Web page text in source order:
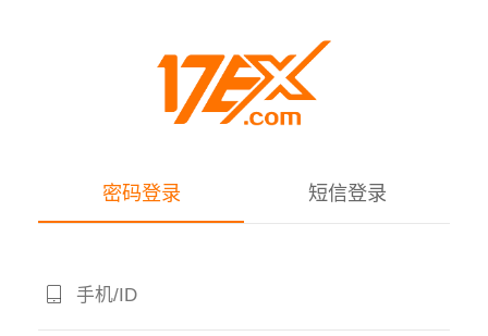
密码登录 短信登录